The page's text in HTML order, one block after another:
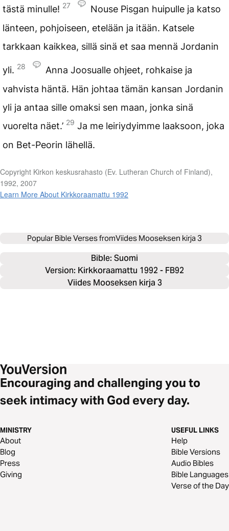
tästä minulle! 27
Nouse Pisgan huipulle ja katso
länteen, pohjoiseen, etelään ja itään. Katsele
tarkkaan kaikkea, sillä sinä et saa mennä Jordanin
yli. 28
Anna Joosualle ohjeet, rohkaise ja
vahvista häntä. Hän johtaa tämän kansan Jordanin
yli ja antaa sille omaksi sen maan, jonka sinä
vuorelta näet.’ 29 Ja me leiriydyimme laaksoon, joka
on Bet-Peorin lähellä.
Copyright Kirkon keskusrahasto (Ev. Lutheran Church of Finland),
1992, 2007
Learn More About Kirkkoraamattu 1992
Popular Bible Verses fromViides Mooseksen kirja 3
Bible: Suomi
Version: Kirkkoraamattu 1992 - FB92
Viides Mooseksen kirja 3
Encouraging and challenging you to
seek intimacy with God every day.
MINISTRY
About
Blog
Press
Giving
USEFUL LINKS
Help
Bible Versions
Audio Bibles
Bible Languages
Verse of the Day